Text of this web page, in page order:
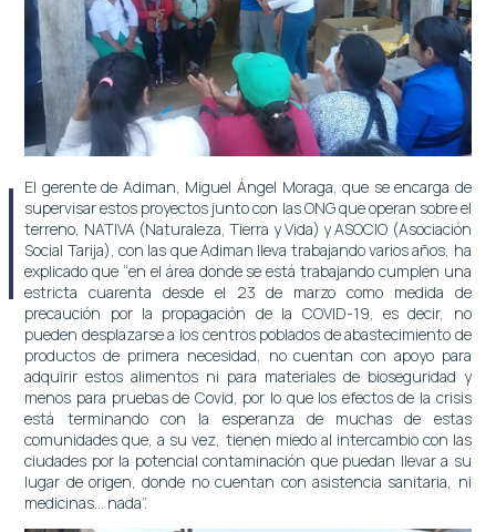
El gerente de Adiman, Miguel Ángel Moraga, que se encarga de
supervisar estos proyectos junto con las ONG que operan sobre el
terreno, NATIVA (Naturaleza, Tierra y Vida) y ASOCIO (Asociación
Social Tarija), con las que Adiman lleva trabajando varios años, ha
explicado que “en el área donde se está trabajando cumplen una
estricta cuarenta desde el 23 de marzo como medida de
precaución por la propagación de la COVID-19, es decir, no
pueden desplazarse a los centros poblados de abastecimiento de
productos de primera necesidad, no cuentan con apoyo para
adquirir estos alimentos ni para materiales de bioseguridad y
menos para pruebas de Covid, por lo que los efectos de la crisis
está terminando con la esperanza de muchas de estas
comunidades que, a su vez, tienen miedo al intercambio con las
ciudades por la potencial contaminación que puedan llevar a su
lugar de origen, donde no cuentan con asistencia sanitaria, ni
medicinas… nada”.